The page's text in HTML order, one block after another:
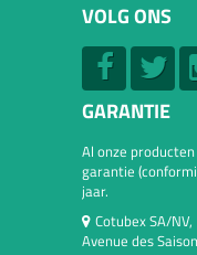
VOLG ONS
GARANTIE
Al onze
garantie
jaar.
Cotubex SA/NV,
Avenue des